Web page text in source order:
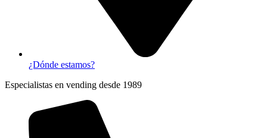
¿Dónde estamos?
Especialistas en vending desde 1989